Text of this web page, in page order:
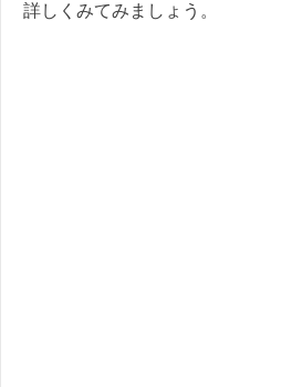
詳しくみてみましょう。